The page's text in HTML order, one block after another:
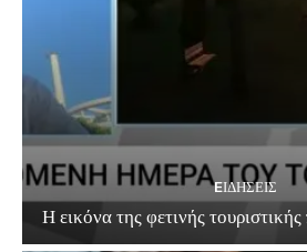
EΙΔΗΣΕΙΣ
Η εικόνα της φετινής